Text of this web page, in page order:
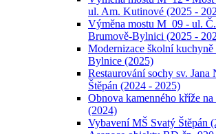
ul. Am. Kutinové (2025 -
Výměna mostu M_09 - ul.
Brumově-Bylnici (2025 -
Modernizace školní
Bylnice (2025)
Restaurování sochy sv. Jana
Štěpán (2024 - 2025)
Obnova kamenného kříže
(2024)
Vybavení MŠ Svatý Štěpán